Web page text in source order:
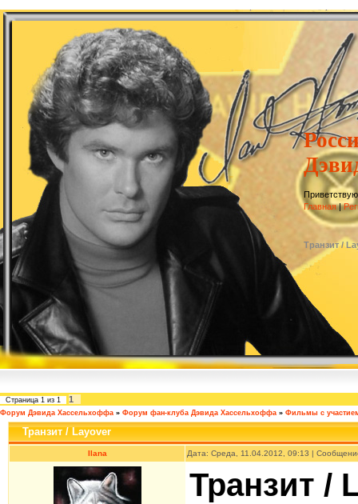
Главная|
Транзит /
Страница 1 из 1 1
Форум Дэвида Хассельхоффа » Форум фан-клуба Дэвида Хассельхоффа » Фильмы с
Транзит / Layover
Ilana Дата: Среда, 11.04.2012, 09:13 |
Транзит /